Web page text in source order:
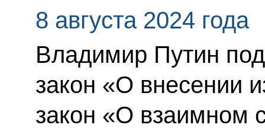
8 августа 2024 года
Владимир Путин
закон «О внесении
закон «О взаимном